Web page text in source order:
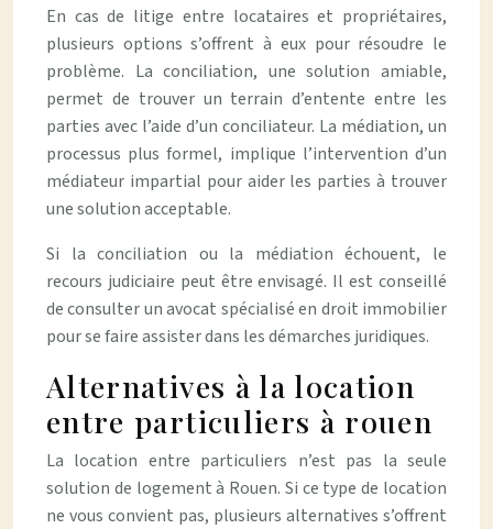
En cas de litige entre locataires et propriétaires,
plusieurs options s’offrent à eux pour résoudre le
problème. La conciliation, une solution amiable,
permet de trouver un terrain d’entente entre les
parties avec l’aide d’un conciliateur. La médiation, un
processus plus formel, implique l’intervention d’un
médiateur impartial pour aider les parties à trouver
une solution acceptable.
Si la conciliation ou la médiation échouent, le
recours judiciaire peut être envisagé. Il est conseillé
de consulter un avocat spécialisé en droit immobilier
pour se faire assister dans les démarches juridiques.
Alternatives à la location
entre particuliers à rouen
La location entre particuliers n’est pas la seule
solution de logement à Rouen. Si ce type de location
ne vous convient pas, plusieurs alternatives s’offrent